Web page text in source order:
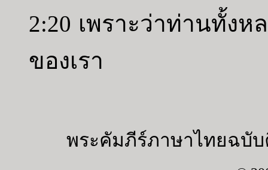
2:20 เพราะว่าท่านทั้ง
ของเรา
พระคัมภีร์ภาษาไทยฉบับ